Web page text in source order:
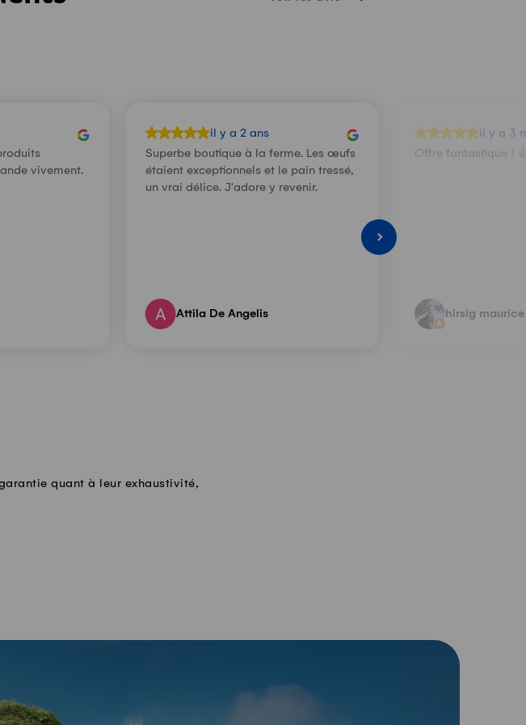
vivement.
il y a 2 ans
Superbe boutique à la ferme. Les œufs
étaient exceptionnels et le pain tressé,
un vrai délice. J'adore y revenir.
Attila De Angelis
il y a 3
Offre fantastique !
hirsig maurice
quant à leur exhaustivité,